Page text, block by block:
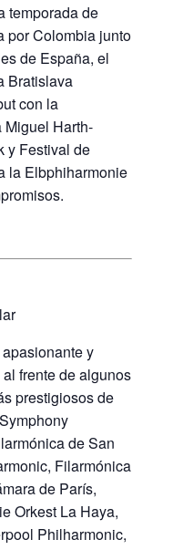
temporada de
por Colombia junto
de España, el
Bratislava
con la
Miguel Harth-
y Festival de
la Elbphiharmonie
y
frente de algunos
prestigiosos de
de San
Filarmónica
de París,
Orkest La Haya,
Philharmonic,